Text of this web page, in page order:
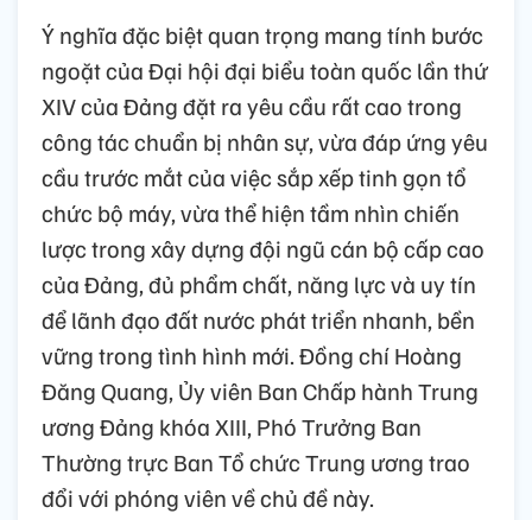
Ý nghĩa đặc biệt quan trọng mang tính bước
ngoặt của Đại hội đại biểu toàn quốc lần thứ
XIV của Đảng đặt ra yêu cầu rất cao trong
công tác chuẩn bị nhân sự, vừa đáp ứng yêu
cầu trước mắt của việc sắp xếp tinh gọn tổ
chức bộ máy, vừa thể hiện tầm nhìn chiến
lược trong xây dựng đội ngũ cán bộ cấp cao
của Đảng, đủ phẩm chất, năng lực và uy tín
để lãnh đạo đất nước phát triển nhanh, bền
vững trong tình hình mới. Đồng chí Hoàng
Đăng Quang, Ủy viên Ban Chấp hành Trung
ương Đảng khóa XIII, Phó Trưởng Ban
Thường trực Ban Tổ chức Trung ương trao
đổi với phóng viên về chủ đề này.